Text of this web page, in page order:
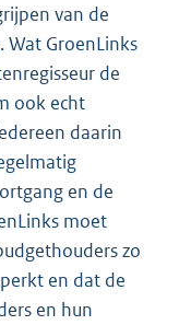
van de
Wat GroenLinks
de
ook echt
daarin
en de
moet
zo
en dat de
en hun